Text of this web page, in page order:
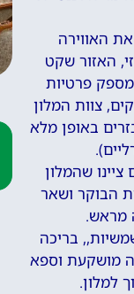
את האווירה
האזור שקט
פרטיות
צוות המלון
באופן מלא
רבים ציינו שהמלון
הבוקר ושאר
מראש.
בריכה
מושקעת וספא
למלון.